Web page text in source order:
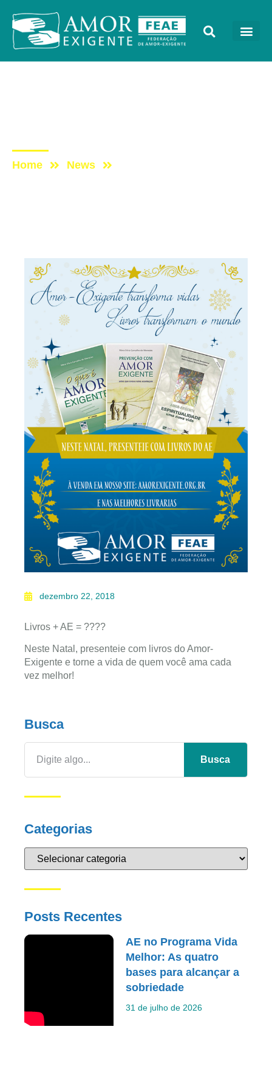
Home News
dezembro 22, 2018
Livros + AE = ????
Neste Natal, presenteie com livros do Amor-
Exigente e torne a vida de quem você ama cada
vez melhor!
Busca
Busca
Categorias
Posts Recentes
AE no Programa Vida
Melhor: As quatro
bases para alcançar a
sobriedade
31 de julho de 2026